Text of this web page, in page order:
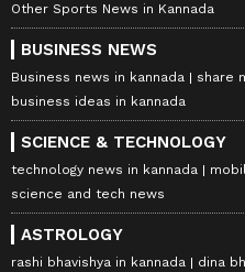
Other Sports News in Kannada
BUSINESS NEWS
Business news in kannada
share
business ideas in kannada
SCIENCE & TECHNOLOGY
technology news in kannada
science and tech news
ASTROLOGY
rashi bhavishya in kannada dina